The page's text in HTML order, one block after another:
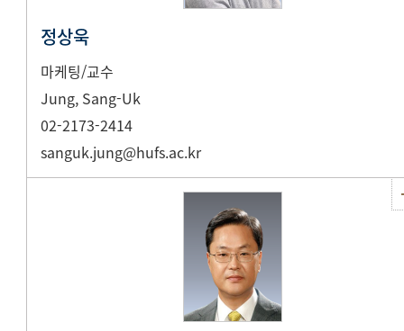
정상욱
마케팅/교수
Jung, Sang-Uk
02-2173-2414
sanguk.jung@hufs.ac.kr